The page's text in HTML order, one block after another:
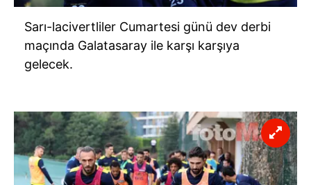
Sarı-lacivertliler Cumartesi günü dev derbi
maçında Galatasaray ile karşı karşıya
gelecek.